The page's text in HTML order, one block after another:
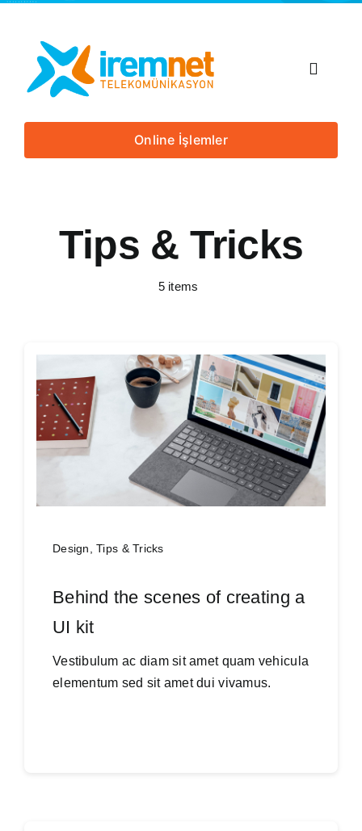
content
Toggle
Anasayfa
Tarifeler
SSS
İletişim
Online İşlemler
Tips & Tricks
5 items
Design,Tips & Tricks
Behind the scenes of creating a
UI kit
Vestibulum ac diam sit amet quam vehicula
elementum sed sit amet dui vivamus.